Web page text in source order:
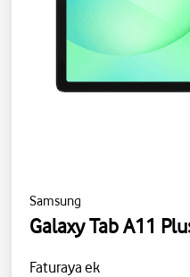
Samsung
Galaxy Tab A11
Faturaya ek